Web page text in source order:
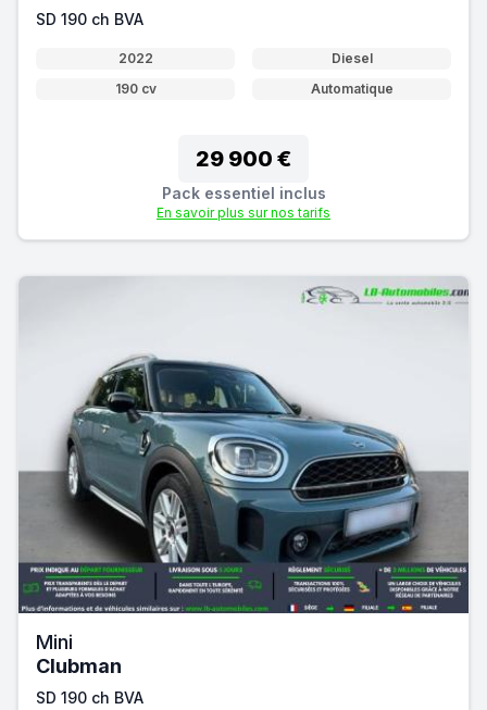
SD 190 ch BVA
2022
Diesel
190 cv
Automatique
29 900 €
Pack essentiel inclus
En savoir plus sur nos tarifs
Mini
Clubman
SD 190 ch BVA